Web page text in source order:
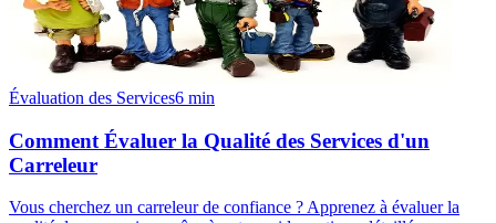
Évaluation des Services6 min
Comment Évaluer la Qualité des Services d'un
Carreleur
Vous cherchez un carreleur de confiance ? Apprenez à évaluer la